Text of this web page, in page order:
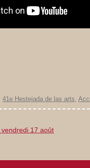
41e Hestejada de las arts
17 août